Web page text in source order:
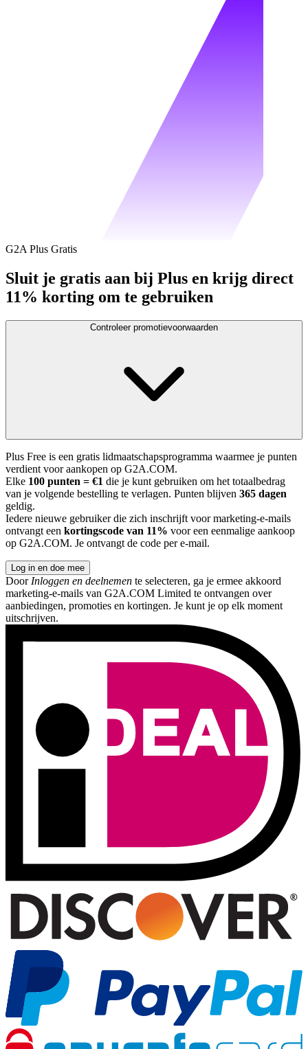
G2A Plus Gratis
Sluit je gratis aan bij Plus en krijg direct
11% korting om te gebruiken
Controleer promotievoorwaarden
Plus Free is een gratis lidmaatschapsprogramma waarmee je punten
verdient voor aankopen op G2A.COM.
Elke 100 punten = €1 die je kunt gebruiken om het totaalbedrag
van je volgende bestelling te verlagen. Punten blijven 365 dagen
geldig.
Iedere nieuwe gebruiker die zich inschrijft voor marketing-e-mails
ontvangt een kortingscode van 11% voor een eenmalige aankoop
op G2A.COM. Je ontvangt de code per e-mail.
Log in en doe mee
Door Inloggen en deelnemen te selecteren, ga je ermee akkoord
marketing-e-mails van G2A.COM Limited te ontvangen over
aanbiedingen, promoties en kortingen. Je kunt je op elk moment
uitschrijven.